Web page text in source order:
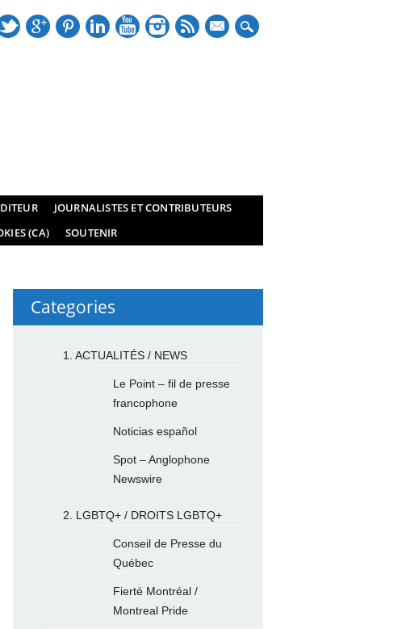
mail
JOURNALISTES ET CONTRIBUTEURS
(CA) SOUTENIR
Categories
1. ACTUALITÉS / NEWS
Le Point – fil de presse
francophone
Noticias español
Spot – Anglophone
Newswire
2. LGBTQ+ / DROITS LGBTQ+
Conseil de Presse du
Québec
Fierté Montréal /
Montreal Pride